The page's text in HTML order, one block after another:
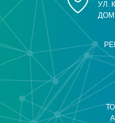
УЛ.
ДОМ